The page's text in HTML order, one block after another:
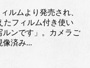
ルムより発売され、
たフィルム付き使い
ルンです」。カメラご
像済み...